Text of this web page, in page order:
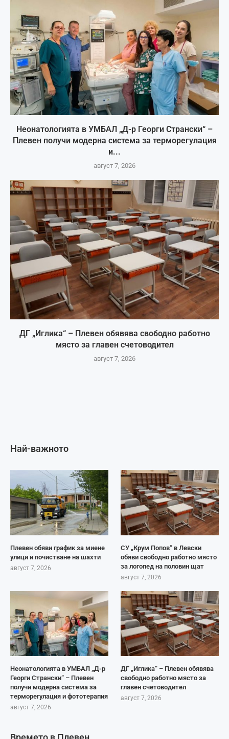
Неонатологията в УМБАЛ „Д-р Георги Странски“ –
Плевен получи модерна система за терморегулация
и...
август 7, 2026
ДГ „Иглика“ – Плевен обявява свободно работно
място за главен счетоводител
август 7, 2026
Най-важното
Плевен обяви график за миене
улици и почистване на шахти
август 7, 2026
СУ „Крум Попов“ в Левски
обяви свободно работно място
за логопед на половин щат
август 7, 2026
Неонатологията в УМБАЛ „Д-р
Георги Странски“ – Плевен
получи модерна система за
терморегулация и фототерапия
август 7, 2026
ДГ „Иглика“ – Плевен обявява
свободно работно място за
главен счетоводител
август 7, 2026